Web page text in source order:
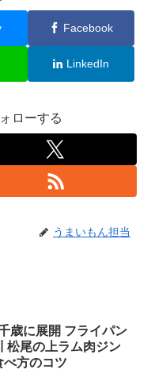
Facebook
LinkedIn
ローする
うまいもん担当
歳に展開 フライパン
松尾の上ラム肉ジン
べ方のコツ